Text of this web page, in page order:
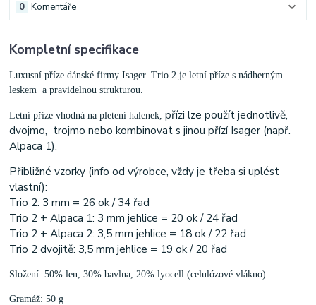
Komentáře
0
Kompletní specifikace
Luxusní příze dánské firmy Isager. Trio 2 je letní příze s nádherným
leskem a pravidelnou strukturou.
Letní příze vhodná na pletení halenek, přízi lze použít jednotlivě,
dvojmo, trojmo nebo kombinovat s jinou přízí Isager (např.
Alpaca 1).
Přibližné vzorky (info od výrobce, vždy je třeba si uplést
vlastní):
Trio 2: 3 mm = 26 ok / 34 řad
Trio 2 + Alpaca 1: 3 mm jehlice = 20 ok / 24 řad
Trio 2 + Alpaca 2: 3,5 mm jehlice = 18 ok / 22 řad
Trio 2 dvojitě: 3,5 mm jehlice = 19 ok / 20 řad
Složení: 50% len, 30% bavlna, 20% lyocell (celulózové vlákno)
Gramáž: 50 g